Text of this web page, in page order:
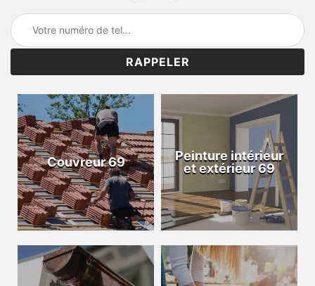
Couvreur 69
Peinture intérieur
et extérieur 69